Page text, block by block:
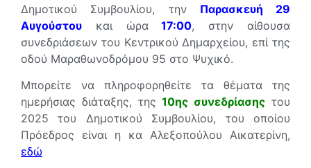
Δημοτικού Συμβουλίου, την Παρασκευή 29
Αυγούστου και ώρα17:00, στην αίθουσα
συνεδριάσεων του Κεντρικού Δημαρχείου, επί της
οδού Μαραθωνοδρόμου 95 στο Ψυχικό.
Μπορείτε να πληροφορηθείτε τα θέματα της
ημερήσιας διάταξης, της 10ης συνεδρίασης του
2025 του Δημοτικού Συμβουλίου, του οποίου
Πρόεδρος είναι η κα Αλεξοπούλου Αικατερίνη,
εδώ